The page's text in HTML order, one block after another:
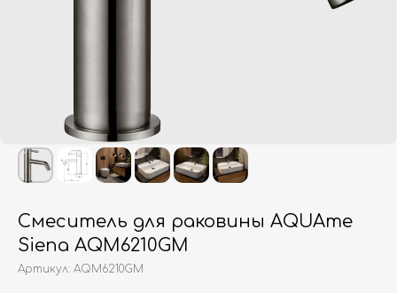
Смеситель для раковины AQUAme
Siena AQM6210GM
Артикул: AQM6210GM